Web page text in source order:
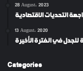
28 August، 2023
التحديات الاقتصادية
13 August، 2020
للجدل في الفترة الأخيرة
Categories